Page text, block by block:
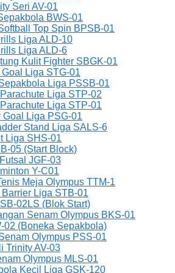
Seri AV-01
BWS-01
Top Spin BPSB-01
Liga ALD-10
Liga ALD-6
Kulit Fighter SBGK-01
Liga STG-01
Liga PSSB-01
Liga STP-02
Liga STP-01
Goal Liga PSG-01
Stand Liga SALS-6
Liga SHS-01
05 (Start Block)
JGF-03
Y-C01
Meja Olympus TTM-1
Liga STB-01
02LS (Blok Start)
Senam Olympus BKS-01
02 (Boneka Sepakbola)
Olympus PSS-01
Trinity AV-03
Olympus MLS-01
Kecil Liga GSK-120